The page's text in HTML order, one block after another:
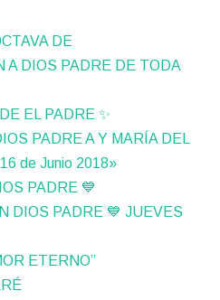
DE
A DIOS PADRE DE TODA
EL PADRE ✨
PADRE A Y MARÍA DEL
de Junio 2018»
PADRE 💙
DIOS PADRE 💙 JUEVES
ETERNO”